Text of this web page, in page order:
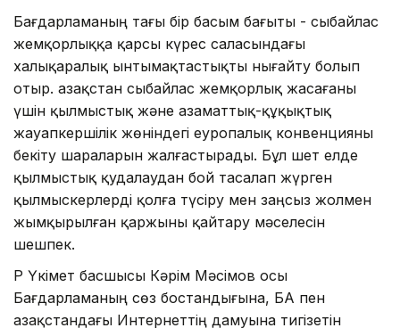
Бағдарламаның тағы бір басым бағыты - сыбайлас
жемқорлыққа қарсы күрес саласындағы
халықаралық ынтымақтастықты нығайту болып
отыр. Қазақстан сыбайлас жемқорлық жасағаны
үшін қылмыстық және азаматтық-құқықтық
жауапкершілік жөніндегі еуропалық конвенцияны
бекіту шараларын жалғастырады. Бұл шет елде
қылмыстық қудалаудан бой тасалап жүрген
қылмыскерлерді қолға түсіру мен заңсыз жолмен
жымқырылған қаржыны қайтару мәселесін
шешпек.
ҚР Үкімет басшысы Кәрім Мәсімов осы
Бағдарламаның сөз бостандығына, БАҚ пен
Қазақстандағы Интернеттің дамуына тигізетін